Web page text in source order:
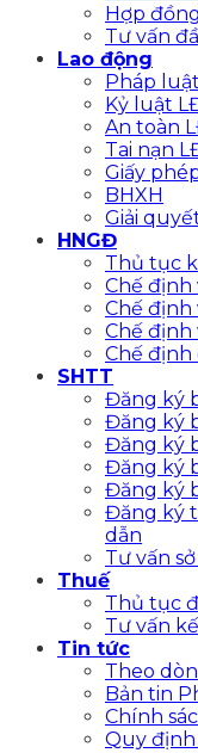
Hợp
Tư vấn
Lao động
Pháp
Kỷ luật
An toàn
Tai nạn
Giấy
BHXH
Giải
HNGĐ
Thủ tục
Chế định
Chế định
Chế định
Chế định
SHTT
Đăng ký
Đăng ký
Đăng ký
Đăng ký
Đăng ký
Đăng ký
dẫn
Tư vấn
Thuế
Thủ tục
Tư vấn
Tin tức
Theo
Bản tin
Chính
Quy định